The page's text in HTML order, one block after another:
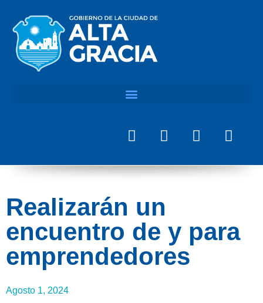
Realizarán un
encuentro de y para
emprendedores
Agosto 1, 2024